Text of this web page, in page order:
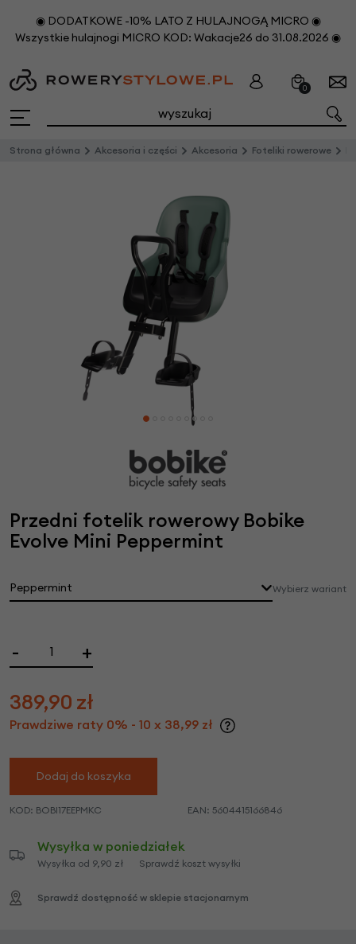
◉ DODATKOWE -10% LATO Z HULAJNOGĄ MICRO ◉
Wszystkie hulajnogi MICRO KOD: Wakacje26 do 31.08.2026 ◉
0
Strona główna Akcesoria i części Akcesoria Foteliki rowerowe
Przedni fotelik rowerowy Bobike
Evolve Mini Peppermint
Peppermint Wybierz wariant
- +
389,90 zł
Prawdziwe raty 0% - 10 x 38,99 zł
Dodaj do koszyka
KOD: BOBI17EEPMKC EAN: 5604415166846
Wysyłka w poniedziałek
Wysyłka od 9,90 zł Sprawdź koszt wysyłki
Sprawdź dostępność w sklepie stacjonarnym